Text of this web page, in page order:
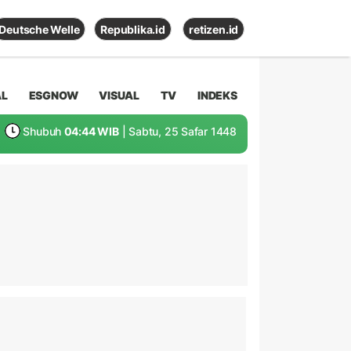
Deutsche Welle Republika.id retizen.id
ESGNOW VISUAL TV INDEKS
Shubuh 04:44 WIB | Sabtu, 25 Safar 1448